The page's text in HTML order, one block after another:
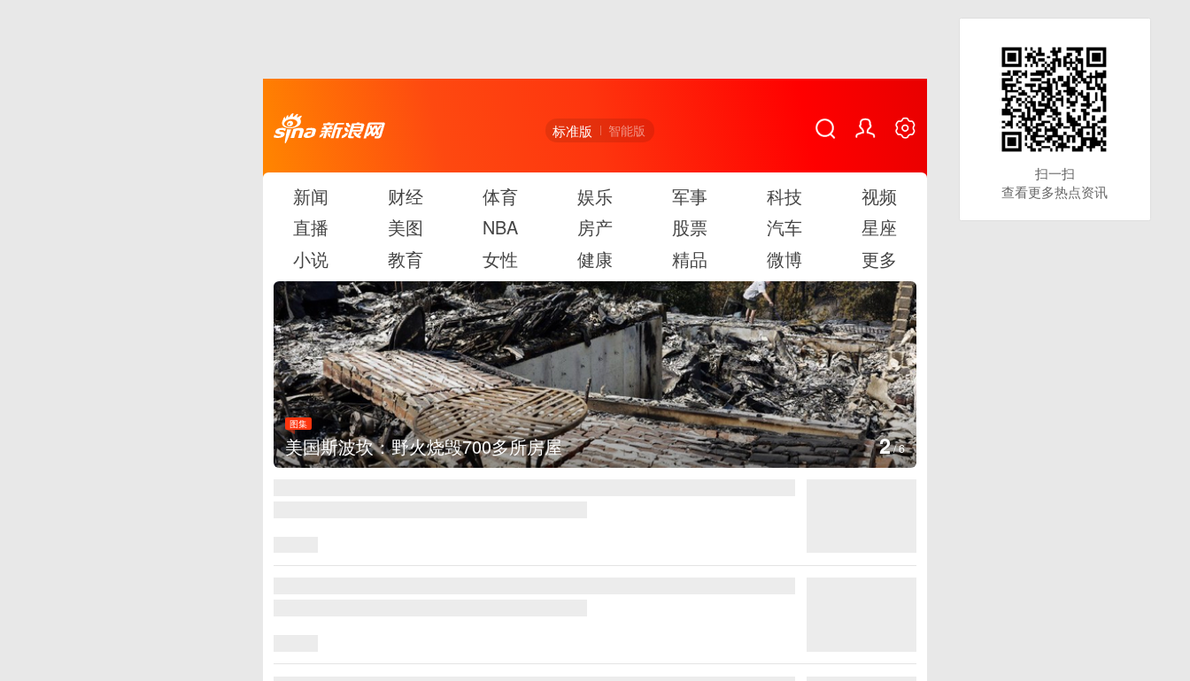
标准版 智能版
新闻 财经 体育 娱乐 军事 科技
视频
直播
美图 NBA 房产 股票 汽车
星座
小说
教育 女性 健康 精品 微博 更多
图集
美国斯波坎：野火烧毁700多所房屋 2/6
扫一扫
查看更多热点资讯
扫一扫
查看更多热点资讯